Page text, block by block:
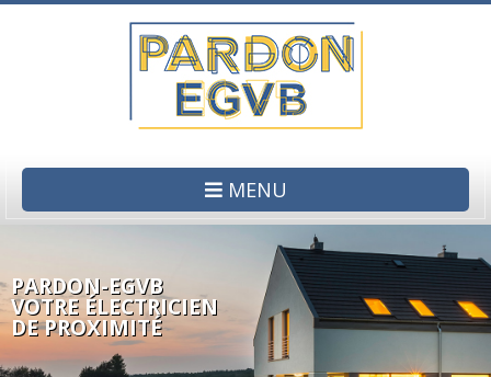
MENU
PARDON-EGVB
VOTRE ÉLECTRICIEN
DE PROXIMITÉ